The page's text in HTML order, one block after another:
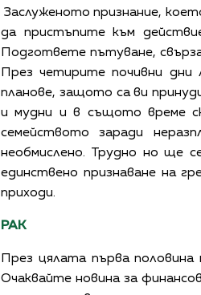
Заслуженото признание,
да пристъпите към
Подгответе пътуване,
През четирите почивни
планове, защото са ви
и мудни и в същото време
семейството заради
необмислено. Трудно но ще
единствено признаване на
приходи.
РАК
През цялата първа
Очаквайте новина за